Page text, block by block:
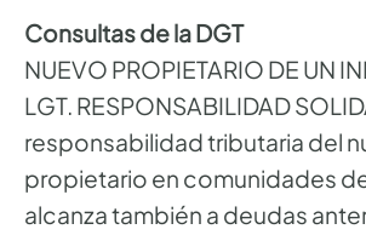
Consultas de la DGT
NUEVO PROPIETARIO DE UN
LGT. RESPONSABILIDAD
responsabilidad tributaria del
propietario en comunidades
alcanza también a deudas